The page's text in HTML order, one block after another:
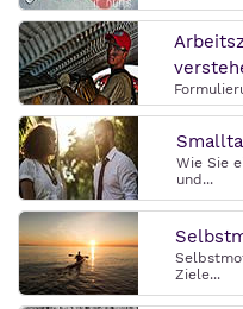
Wie Sie
und...
Ziele...